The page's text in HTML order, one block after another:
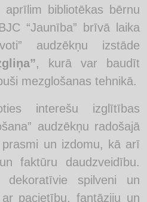
bibliotēkas bērnu
“Jaunība” brīvā laika
audzēkņu izstāde
, kurā var baudīt
mezglošanas tehnikā.
interešu izglītības
audzēkņu radošajā
un izdomu, kā arī
faktūru daudzveidību.
dekoratīvie spilveni un
pacietību, fantāziju un